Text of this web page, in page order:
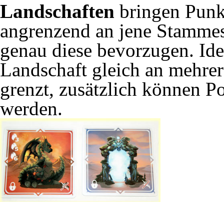
Landschaften bringen
angrenzend an jene
genau diese bevorzugen.
Landschaft gleich an
grenzt, zusätzlich können
werden.